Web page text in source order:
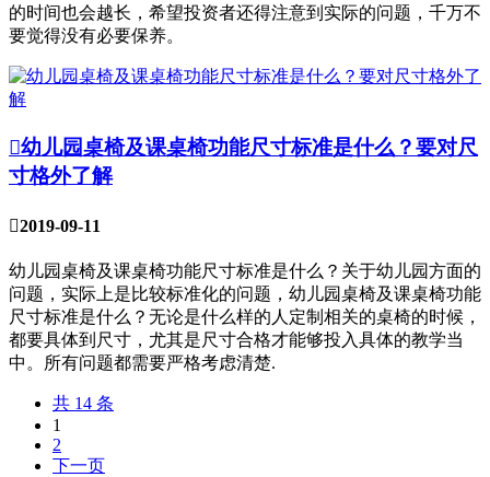
的时间也会越长，希望投资者还得注意到实际的问题，千万不
要觉得没有必要保养。
幼儿园桌椅及课桌椅功能尺寸标准是什么？要对尺
寸格外了解
2019-09-11
幼儿园桌椅及课桌椅功能尺寸标准是什么？关于幼儿园方面的
问题，实际上是比较标准化的问题，幼儿园桌椅及课桌椅功能
尺寸标准是什么？无论是什么样的人定制相关的桌椅的时候，
都要具体到尺寸，尤其是尺寸合格才能够投入具体的教学当
中。所有问题都需要严格考虑清楚.
共 14 条
1
2
下一页